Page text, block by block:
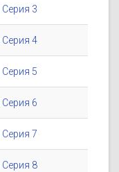
3
4
5
6
7
8